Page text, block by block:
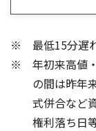
1,000
1,500
最低15分遅
年初来高値
の間は昨年
式併合など
権利落ち日